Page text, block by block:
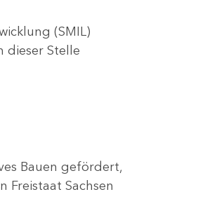
(SMIL)
dieser Stelle
Bauen gefördert,
Sachsen